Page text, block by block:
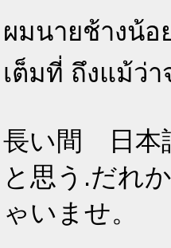
ผมนายช้างน้
เต็มที่ ถึงแม้ว่
長い間 日本
と思う.だ
ゃいませ。